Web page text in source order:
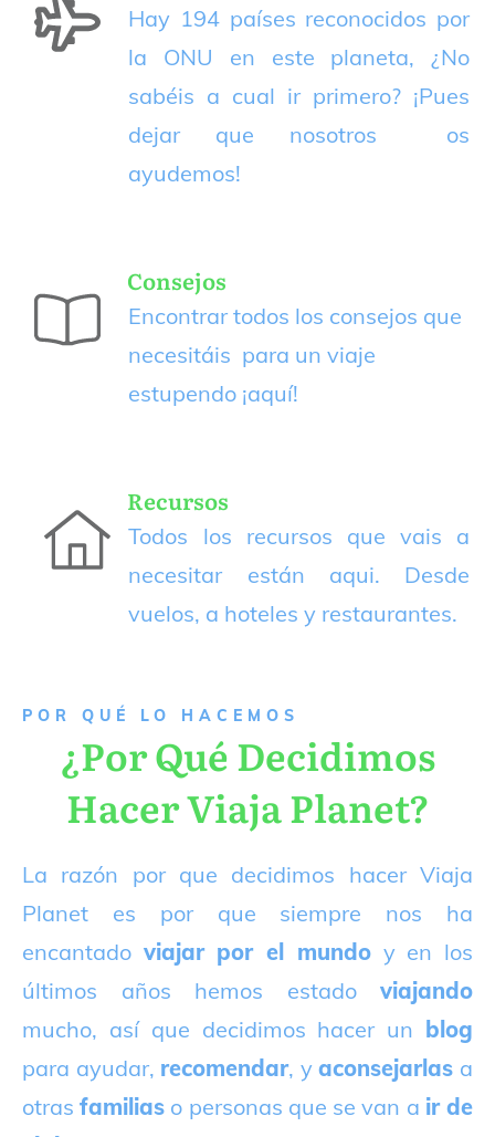
Hay 194 países reconocidos por
la ONU en este planeta, ¿No
sabéis a cual ir primero? ¡Pues
dejar que nosotros os
ayudemos!
Consejos
Encontrar todos los consejos que
necesitáis para un viaje
estupendo ¡aquí!
Recursos
Todos los recursos que vais a
necesitar están aqui. Desde
vuelos, a hoteles y restaurantes.
P OR QUÉ LO HACEMOS
¿Por Qué Decidimos
Hacer Viaja Planet?
La razón por que decidimos hacer Viaja
Planet es por que siempre nos ha
encantado viajar por el mundoy en los
últimos años hemos estado viajando
mucho, así que decidimos hacer un blog
para ayudar, recomendar, yaconsejarlas a
otrasfamilias o personas que se van a ir de